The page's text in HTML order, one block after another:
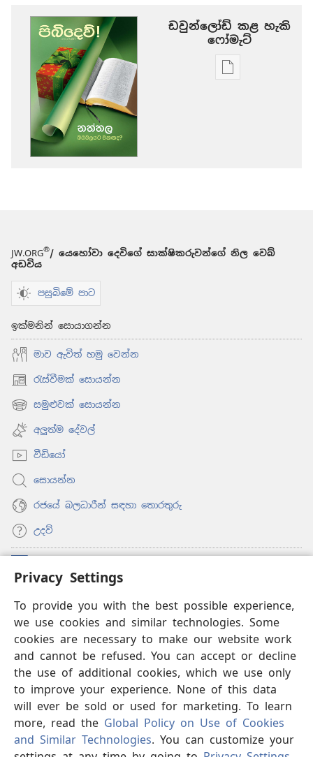
Privacy Settings
To provide you with the best possible experience,
we use cookies and similar technologies. Some
cookies are necessary to make our website work
and cannot be refused. You can accept or decline
the use of additional cookies, which we use only
to improve your experience. None of this data
will ever be sold or used for marketing. To learn
more, read the Global Policy on Use of Cookies
and Similar Technologies. You can customize your
ඩවුන්ලෝඩ් කළ හැකි
‍‍ෆෝමැට්
ප්‍රකාශන
JW.ORG®/ යෙහෝවා දෙවිගේ සාක්ෂිකරුවන්ගේ නිල වෙබ්
අඩවිය
පසුබිමේ පාට
ඉක්මනින් සොයාගන්න
මාව ඇවිත් හමු වෙන්න
රැස්වීමක් සොයන්න
(opens
new
window)
සමුළුවක් සොයන්න
(opens
new
window)
අලුත්ම දේවල්
වීඩියෝ
සොයන්න
රජයේ බලධාරීන් සඳහා තොරතුරු
උදව්
(opens
new
ඔන්ලයින් ලයිබ්‍රරි
(opens
new
window)JW Hub
(opens
new
window)‘JW ලයිබ්‍රරි’
Copyright© 2026 Watch Tower Bible and Tract Society of Pennsylvania.
භාවිත කිරීමේ නීති |පෞද්ගලික තොරතුරු රැකීම |PRIVACY